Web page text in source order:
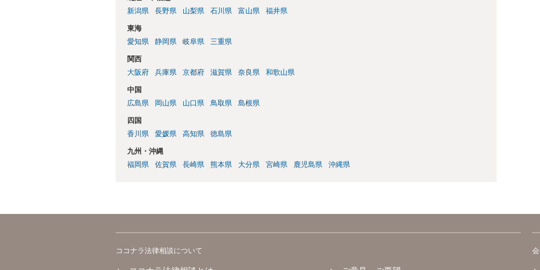
新潟県
長野県 山梨県 石川県 富山県 福井県
東海
愛知県
静岡県 岐阜県 三重県
関西
大阪府
兵庫県 京都府 滋賀県 奈良県 和歌山県
中国
広島県
岡山県 山口県 鳥取県 島根県
四国
香川県
愛媛県 高知県 徳島県
九州・沖縄
福岡県
佐賀県 長崎県 熊本県 大分県 宮崎県 鹿児島県 沖縄県
ココナラ法律相談について